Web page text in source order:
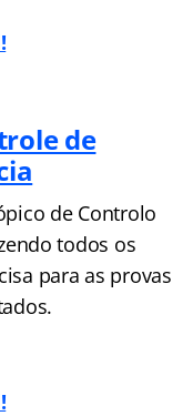
de
de Controlo
todos os
para as provas